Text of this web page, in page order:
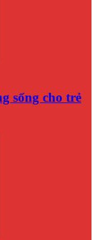
sống cho trẻ